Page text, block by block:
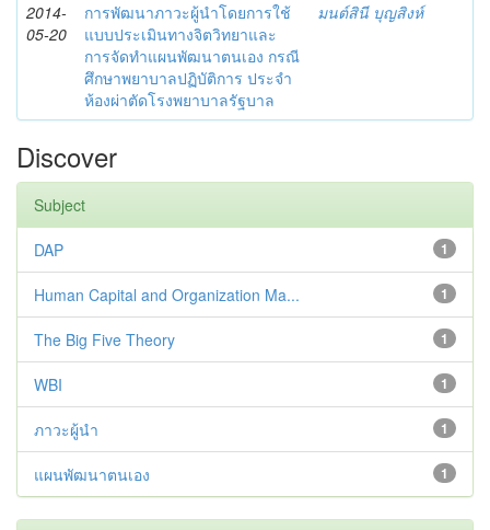
2014-
05-20
การพัฒนาภาวะผู้นำโดยการใช้
แบบประเมินทางจิตวิทยาและ
การจัดทำแผนพัฒนาตนเอง กรณี
ศึกษาพยาบาลปฏิบัติการ ประจำ
ห้องผ่าตัดโรงพยาบาลรัฐบาล
มนต์สินี บุญสิงห์
Discover
Subject
1
DAP
1
Human Capital and Organization Ma...
1
The Big Five Theory
1
WBI
1
ภาวะผู้นำ
1
แผนพัฒนาตนเอง